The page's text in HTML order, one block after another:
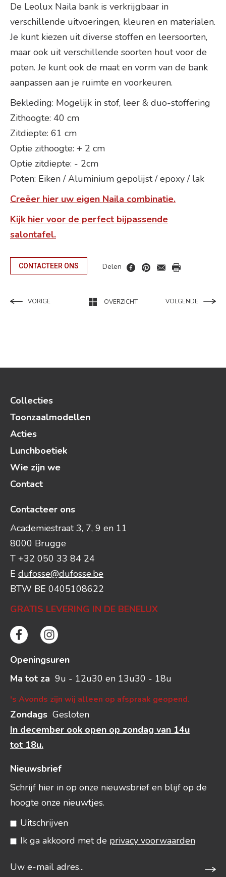
De Leolux Naila bank is verkrijgbaar in
verschillende uitvoeringen, kleuren en materialen.
Je kunt kiezen uit diverse stoffen en leersoorten,
maar ook uit verschillende soorten hout voor de
poten. Je kunt ook de maat en vorm van de bank
aanpassen aan je ruimte en voorkeuren.
Bekleding: Mogelijk in stof, leer & duo-stoffering
Zithoogte: 40 cm
Zitdiepte: 61 cm
Optie zithoogte: + 2 cm
Optie zitdiepte: - 2cm
Poten: Eiken / Aluminium gepolijst / epoxy / lak
Creëer hier uw eigen Naila combinatie.
Kijk hier voor de perfect bijpassende
salontafel.
CONTACTEER ONS Delen
VORIGE OVERZICHT VOLGENDE
Collecties
Toonzaalmodellen
Acties
Lunchboetiek
Wie zijn we
Contact
Contacteer ons
Academiestraat 3, 7, 9 en 11
8000 Brugge
T +32 050 33 84 24
E dufosse@dufosse.be
BTW BE 0405108622
GRATIS LEVERING IN DE BENELUX
Openingsuren
Ma tot za 9u - 12u30 en 13u30 - 18u
's Avonds zijn wij alleen op afspraak geopend.
Zondags Gesloten
In december ook open op zondag van 14u
tot 18u.
Nieuwsbrief
Schrijf hier in op onze nieuwsbrief en blijf op de
hoogte onze nieuwtjes.
Uitschrijven
Ik ga akkoord met de privacy voorwaarden